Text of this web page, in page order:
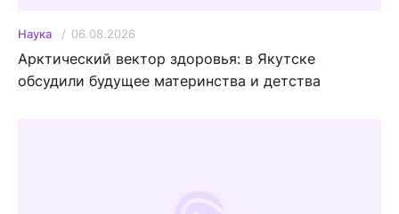
Наука 06.08.2026
Арктический вектор здоровья: в Якутске
обсудили будущее материнства и детства